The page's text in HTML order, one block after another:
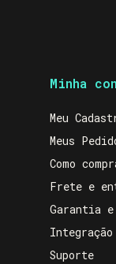
Minha
Meu
Meus
Como
Frete e
Garantia e
Integração
Suporte